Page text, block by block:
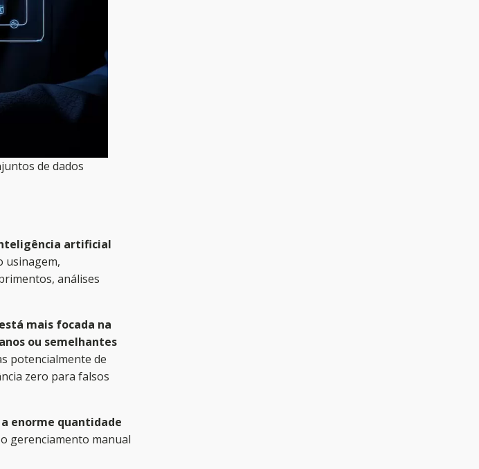
de dados
artificial
usinagem,
análises
mais focada na
ou semelhantes
potencialmente de
zero para falsos
enorme quantidade
gerenciamento manual